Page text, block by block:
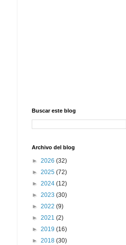
Buscar este blog
Archivo del blog
► 2026 (32)
► 2025 (72)
► 2024 (12)
► 2023 (30)
► 2022 (9)
► 2021 (2)
► 2019 (16)
► 2018 (30)